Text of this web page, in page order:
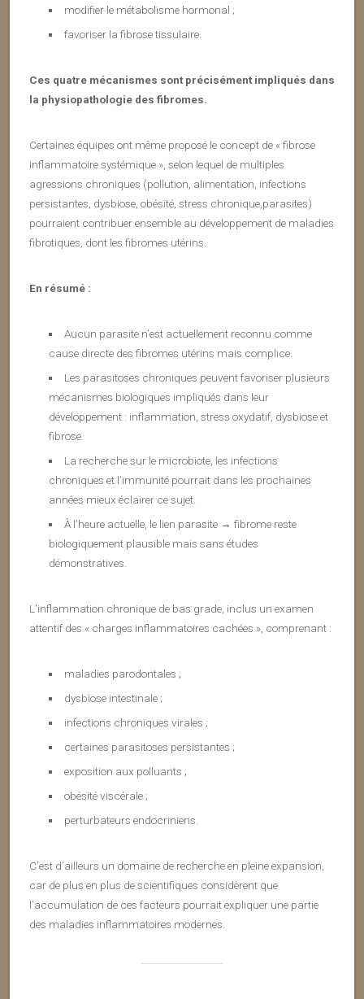
modifier le métabolisme hormonal ;
favoriser la fibrose tissulaire.
Ces quatre mécanismes sont précisément impliqués dans
la physiopathologie des fibromes.
Certaines équipes ont même proposé le concept de « fibrose
inflammatoire systémique », selon lequel de multiples
agressions chroniques (pollution, alimentation, infections
persistantes, dysbiose, obésité, stress chronique,parasites)
pourraient contribuer ensemble au développement de maladies
fibrotiques, dont les fibromes utérins.
En résumé :
Aucun parasite n’est actuellement reconnu comme
cause directe des fibromes utérins mais complice.
Les parasitoses chroniques peuvent favoriser plusieurs
mécanismes biologiques impliqués dans leur
développement : inflammation, stress oxydatif, dysbiose et
fibrose.
La recherche sur le microbiote, les infections
chroniques et l’immunité pourrait dans les prochaines
années mieux éclairer ce sujet.
À l’heure actuelle, le lien parasite → fibrome reste
biologiquement plausible mais sans études
démonstratives.
L’inflammation chronique de bas grade, inclus un examen
attentif des « charges inflammatoires cachées », comprenant :
maladies parodontales ;
dysbiose intestinale ;
infections chroniques virales ;
certaines parasitoses persistantes ;
exposition aux polluants ;
obésité viscérale ;
perturbateurs endocriniens.
C’est d’ailleurs un domaine de recherche en pleine expansion,
car de plus en plus de scientifiques considèrent que
l’accumulation de ces facteurs pourrait expliquer une partie
des maladies inflammatoires modernes.